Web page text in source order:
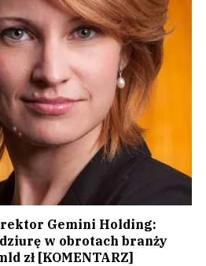
Gemini Holding:
w obrotach branży
zł [KOMENTARZ]